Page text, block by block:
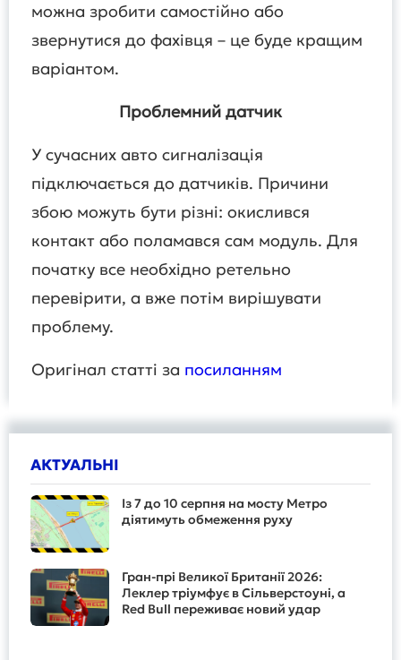
можна зробити самостійно або
звернутися до фахівця – це буде кращим
варіантом.
Проблемний датчик
У сучасних авто сигналізація
підключається до датчиків. Причини
збою можуть бути різні: окислився
контакт або поламався сам модуль. Для
початку все необхідно ретельно
перевірити, а вже потім вирішувати
проблему.
Оригінал статті за посиланням
АКТУАЛЬНІ
Із 7 до 10 серпня на мосту Метро
діятимуть обмеження руху
Гран-прі Великої Британії 2026:
Леклер тріумфує в Сільверстоуні, а
Red Bull переживає новий удар